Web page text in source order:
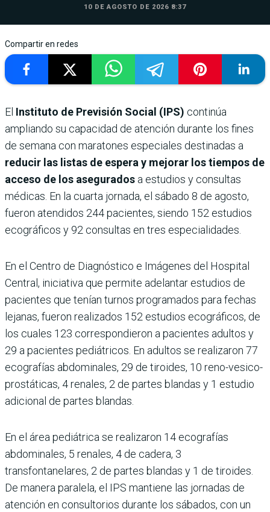
10 DE AGOSTO DE 2026 8:37
Compartir en redes
El Instituto de Previsión Social (IPS) continúa
ampliando su capacidad de atención durante los fines
de semana con maratones especiales destinadas a
reducir las listas de espera y mejorar los tiempos de
acceso de los asegurados a estudios y consultas
médicas. En la cuarta jornada, el sábado 8 de agosto,
fueron atendidos 244 pacientes, siendo 152 estudios
ecográficos y 92 consultas en tres especialidades.
En el Centro de Diagnóstico e Imágenes del Hospital
Central, iniciativa que permite adelantar estudios de
pacientes que tenían turnos programados para fechas
lejanas, fueron realizados 152 estudios ecográficos, de
los cuales 123 correspondieron a pacientes adultos y
29 a pacientes pediátricos. En adultos se realizaron 77
ecografías abdominales, 29 de tiroides, 10 reno-vesico-
prostáticas, 4 renales, 2 de partes blandas y 1 estudio
adicional de partes blandas.
En el área pediátrica se realizaron 14 ecografías
abdominales, 5 renales, 4 de cadera, 3
transfontanelares, 2 de partes blandas y 1 de tiroides.
De manera paralela, el IPS mantiene las jornadas de
atención en consultorios durante los sábados, con un